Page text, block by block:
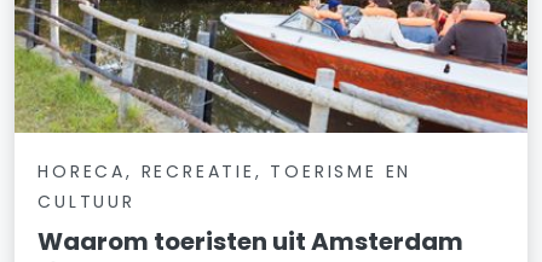
HORECA, RECREATIE, TOERISME EN
CULTUUR
Waarom toeristen uit Amsterdam